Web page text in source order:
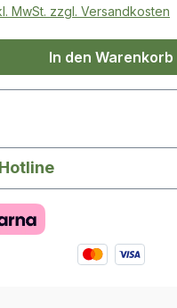
MwSt. zzgl. Versandkosten
In den Warenkorb